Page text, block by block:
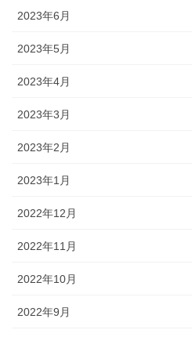
2023年6月
2023年5月
2023年4月
2023年3月
2023年2月
2023年1月
2022年12月
2022年11月
2022年10月
2022年9月